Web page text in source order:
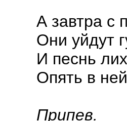
А завтра с
Они уйдут
И песнь
Опять в
Припев.